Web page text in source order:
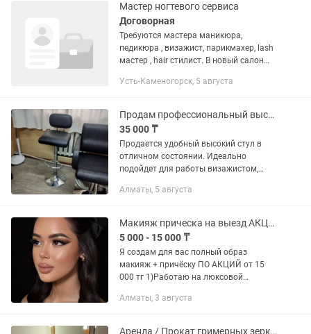
Мастер ногтевого сервиса
Договорная
Требуются мастера маникюра,
педикюра , визажист, парикмахер, lash
мастер , hair стилист. В новый салон
Усть-Каменогорск, 5 августа
Продам профессиональный высокий стул для мастера
35 000 ₸
Продается удобный высокий стул в
отличном состоянии. Идеально
подойдет для работы визажистом,
мастерам по макияжу, а также в
Алматы, 5 августа
Макияж прическа на выезд АКЦИЯ(Выпускной,той,узату)
5 000 - 15 000 ₸
Я создам для вас полный образ
макияж + причёску ПО АКЦИЙ от 15
000 тг 1)Работаю на люксовой
2)Макияж выглядит чисто, дорого и
3)Подбираю...
Алматы, 3 августа
Аренда / Прокат гримерных зеркал для визажистов и стилистов